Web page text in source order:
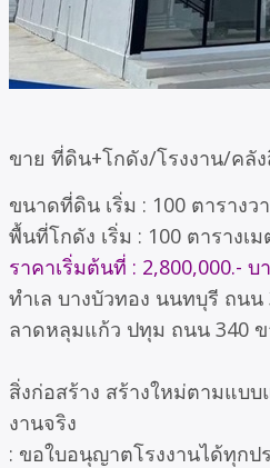
ขาย ที่ดิน+โกดัง/โรงงาน/คลั
ขนาดที่ดิน เริ่ม : 100 ตารางวา
พื้นที่โกดัง เริ่ม : 100 ตารางเม
ราคาเริ่มต้นที่ : 2,800,000.- บ
ทำเล บางบัวทอง นนทบุรี ถนน
ลาดหลุมแก้ว ปทุม ถนน 340 ข
สิ่งก่อสร้าง สร้างใหม่ตามแบ
งานจริง
: ขอใบอนุญาตโรงงานได้ทุกป